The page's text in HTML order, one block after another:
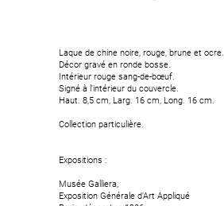
Laque de chine noire, rouge, brune et ocre.
Décor gravé en ronde bosse.
Intérieur rouge sang-de-bœuf.
Signé à l'intérieur du couvercle.
Haut. 8,5 cm, Larg. 16 cm, Long. 16 cm.
Collection particulière.
Expositions :
Musée Galliera,
Exposition Générale d'Art Appliqué
Laque de chine noire, rouge, brune et ocre.
Décor gravé en ronde bosse.
Intérieur rouge sang-de-bœuf.
Signé à l'intérieur du couvercle.
Haut. 8,5 cm, Larg. 16 cm, Long. 16 cm.
Collection particulière.
Expositions :
Musée Galliera,
Exposition Générale d'Art Appliqué